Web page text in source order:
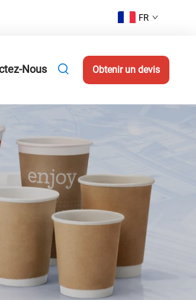
FR
Nous Obtenir un devis